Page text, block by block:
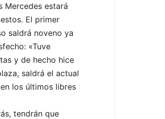
Mercedes estará
El primer
saldrá noveno ya
«Tuve
y de hecho hice
saldrá el actual
los últimos libres
tendrán que